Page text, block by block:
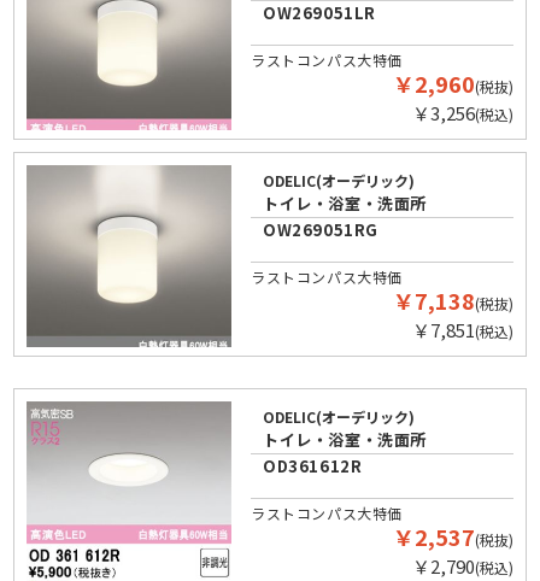
OW269051LR
ラストコンパス大特価
￥2,960(税抜)
￥3,256(税込)
ODELIC(オーデリック)
トイレ・浴室・洗面所
OW269051RG
ラストコンパス大特価
￥7,138(税抜)
￥7,851(税込)
ODELIC(オーデリック)
トイレ・浴室・洗面所
OD361612R
ラストコンパス大特価
￥2,537(税抜)
￥2,790(税込)